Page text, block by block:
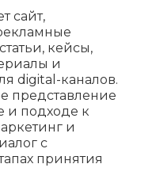
сайт,
кейсы,
и
digital-каналов.
представление
и подходе к
и
с
принятия